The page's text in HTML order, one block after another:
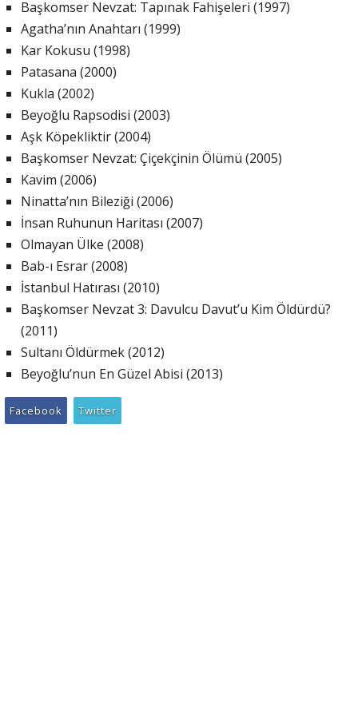
Başkomser Nevzat: Tapınak Fahişeleri (1997)
Agatha’nın Anahtarı (1999)
Kar Kokusu (1998)
Patasana (2000)
Kukla (2002)
Beyoğlu Rapsodisi (2003)
Aşk Köpekliktir (2004)
Başkomser Nevzat: Çiçekçinin Ölümü (2005)
Kavim (2006)
Ninatta’nın Bileziği (2006)
İnsan Ruhunun Haritası (2007)
Olmayan Ülke (2008)
Bab-ı Esrar (2008)
İstanbul Hatırası (2010)
Başkomser Nevzat 3: Davulcu Davut’u Kim Öldürdü?
(2011)
Sultanı Öldürmek (2012)
Beyoğlu’nun En Güzel Abisi (2013)
Facebook Twitter